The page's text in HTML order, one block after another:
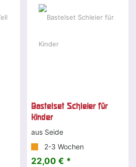
Bastelset Schleier für
Kinder
aus Seide
2-3 Wochen
22,00 € *